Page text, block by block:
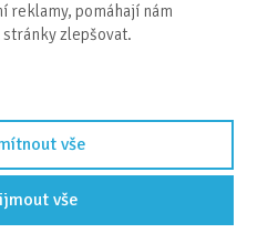
reklamy, pomáhají nám
stránky zlepšovat.
vše
vše